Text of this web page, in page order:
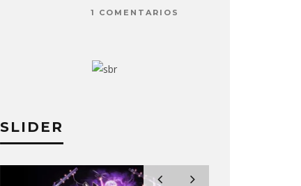
1 COMENTARIOS
SLIDER